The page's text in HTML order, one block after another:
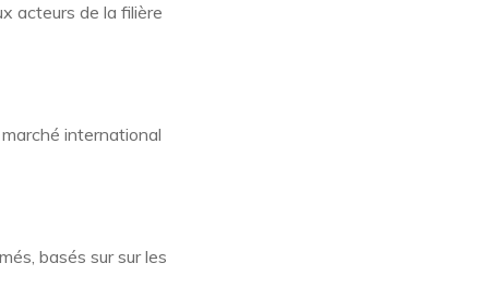
acteurs de la filière
international
basés sur sur les